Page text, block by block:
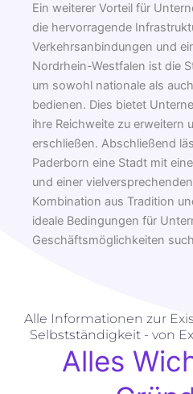
Ein weiterer Vorteil für
die hervorragende
Verkehrsanbindungen und
Nordrhein-Westfalen ist die
um sowohl nationale als
bedienen. Dies bietet
ihre Reichweite zu erweitern
erschließen. Abschließend
Paderborn eine Stadt mit
und einer
Kombination aus Tradition
ideale Bedingungen für
Geschäftsmöglichkeiten
Alle Informationen zur
Selbstständigkeit - von
Alles